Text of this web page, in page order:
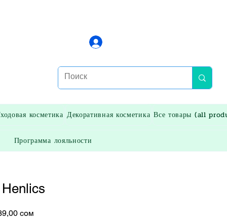
косметика Декоративная косметика Все товары (all
Программа лояльности
сом